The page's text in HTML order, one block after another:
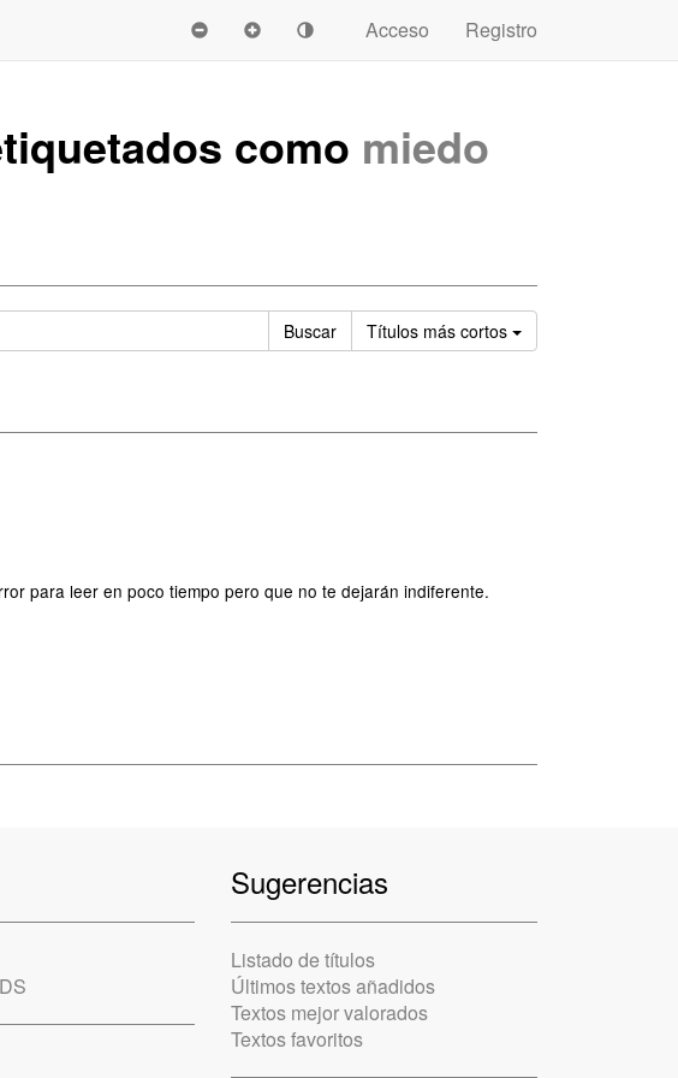
Acceso
Registro
como miedo
Buscar Títulos más cortos Ordenar
para leer en poco tiempo pero que no te dejarán indiferente.
Sugerencias
Listado de títulos
Últimos textos añadidos
Textos mejor valorados
Textos favoritos